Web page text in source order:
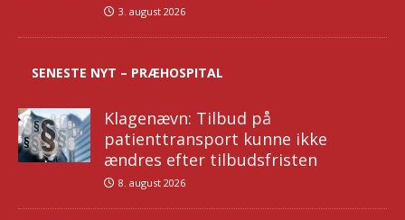
3. august 2026
SENESTE NYT – PRÆHOSPITAL
Klagenævn: Tilbud på
patienttransport kunne ikke
ændres efter tilbudsfristen
8. august 2026